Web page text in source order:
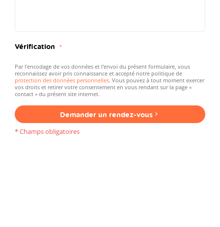
Vérification
Par l'encodage de vos données et l'envoi du présent formulaire, vous
reconnaissez avoir pris connaissance et accepté notre politique de
protection des données personnelles. Vous pouvez à tout moment exercer
vos droits et retirer votre consentement en vous rendant sur la page «
contact » du présent site internet.
Demander un rendez-vous
* Champs obligatoires